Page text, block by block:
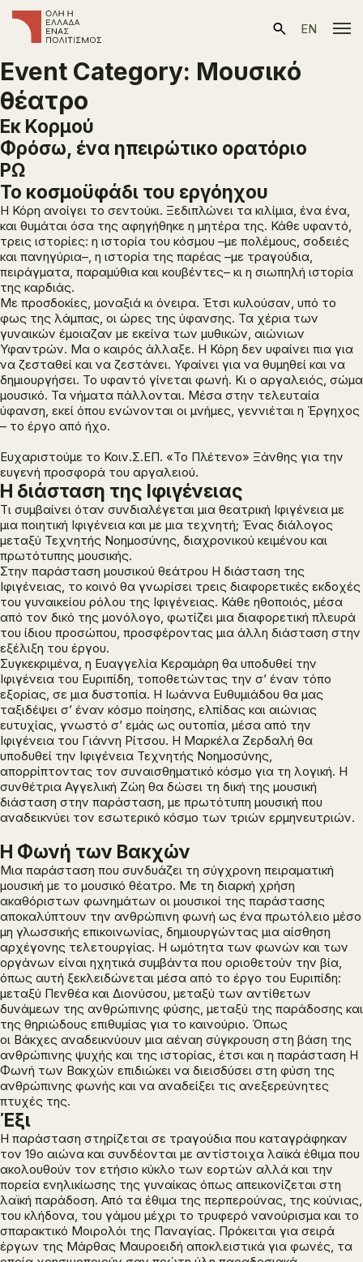
EN
Event Category: Μουσικό
θέατρο
Εκ Κορμού
Φρόσω, ένα ηπειρώτικο ορατόριο
ΡΩ
Το κοσμοϋφάδι του εργόηχου
Η Κόρη ανοίγει το σεντούκι. Ξεδιπλώνει τα κιλίμια, ένα ένα,
και θυμάται όσα της αφηγήθηκε η μητέρα της. Κάθε υφαντό,
τρεις ιστορίες: η ιστορία του κόσμου –με πολέμους, σοδειές
και πανηγύρια–, η ιστορία της παρέας –με τραγούδια,
πειράγματα, παραμύθια και κουβέντες– κι η σιωπηλή ιστορία
της καρδιάς.
Με προσδοκίες, μοναξιά κι όνειρα. Έτσι κυλούσαν, υπό το
φως της λάμπας, οι ώρες της ύφανσης. Τα χέρια των
γυναικών έμοιαζαν με εκείνα των μυθικών, αιώνιων
Υφαντρών. Μα ο καιρός άλλαξε. Η Κόρη δεν υφαίνει πια για
να ζεσταθεί και να ζεστάνει. Υφαίνει για να θυμηθεί και να
δημιουργήσει. Το υφαντό γίνεται φωνή. Κι ο αργαλειός, σώμα
μουσικό. Τα νήματα πάλλονται. Μέσα στην τελευταία
ύφανση, εκεί όπου ενώνονται οι μνήμες, γεννιέται η Έργηχος
– το έργο από ήχο.
Ευχαριστούμε το Κοιν.Σ.ΕΠ. «Το Πλέτενο» Ξάνθης για την
ευγενή προσφορά του αργαλειού.
Η διάσταση της Ιφιγένειας
Τι συμβαίνει όταν συνδιαλέγεται μια θεατρική Ιφιγένεια με
μια ποιητική Ιφιγένεια και με μια τεχνητή; Ένας διάλογος
μεταξύ Τεχνητής Νοημοσύνης, διαχρονικού κειμένου και
πρωτότυπης μουσικής.
Στην παράσταση μουσικού θεάτρου Η διάσταση της
Ιφιγένειας, το κοινό θα γνωρίσει τρεις διαφορετικές εκδοχές
του γυναικείου ρόλου της Ιφιγένειας. Κάθε ηθοποιός, μέσα
από τον δικό της μονόλογο, φωτίζει μια διαφορετική πλευρά
του ίδιου προσώπου, προσφέροντας μια άλλη διάσταση στην
εξέλιξη του έργου.
Συγκεκριμένα, η Ευαγγελία Κεραμάρη θα υποδυθεί την
Ιφιγένεια του Ευριπίδη, τοποθετώντας την σ’ έναν τόπο
εξορίας, σε μια δυστοπία. Η Ιωάννα Ευθυμιάδου θα μας
ταξιδέψει σ’ έναν κόσμο ποίησης, ελπίδας και αιώνιας
ευτυχίας, γνωστό σ’ εμάς ως ουτοπία, μέσα από την
Ιφιγένεια του Γιάννη Ρίτσου. Η Μαρκέλα Ζερδαλή θα
υποδυθεί την Ιφιγένεια Τεχνητής Νοημοσύνης,
απορρίπτοντας τον συναισθηματικό κόσμο για τη λογική. Η
συνθέτρια Αγγελική Ζώη θα δώσει τη δική της μουσική
διάσταση στην παράσταση, με πρωτότυπη μουσική που
αναδεικνύει τον εσωτερικό κόσμο των τριών ερμηνευτριών.
Η Φωνή των Βακχών
Μια παράσταση που συνδυάζει τη σύγχρονη πειραματική
μουσική με το μουσικό θέατρο. Με τη διαρκή χρήση
ακαθόριστων φωνημάτων οι μουσικοί της παράστασης
αποκαλύπτουν την ανθρώπινη φωνή ως ένα πρωτόλειο μέσο
μη γλωσσικής επικοινωνίας, δημιουργώντας μια αίσθηση
αρχέγονης τελετουργίας. Η ωμότητα των φωνών και των
οργάνων είναι ηχητικά συμβάντα που οριοθετούν την βία,
όπως αυτή ξεκλειδώνεται μέσα από το έργο του Ευριπίδη:
μεταξύ Πενθέα και Διονύσου, μεταξύ των αντίθετων
δυνάμεων της ανθρώπινης φύσης, μεταξύ της παράδοσης και
της θηριώδους επιθυμίας για το καινούριο. Όπως
οι Βάκχες αναδεικνύουν μια αέναη σύγκρουση στη βάση της
ανθρώπινης ψυχής και της ιστορίας, έτσι και η παράσταση Η
Φωνή των Βακχών επιδιώκει να διεισδύσει στη φύση της
ανθρώπινης φωνής και να αναδείξει τις ανεξερεύνητες
πτυχές της.
Έξι
Η παράσταση στηρίζεται σε τραγούδια που καταγράφηκαν
τον 19ο αιώνα και συνδέονται με αντίστοιχα λαϊκά έθιμα που
ακολουθούν τον ετήσιο κύκλο των εορτών αλλά και την
πορεία ενηλικίωσης της γυναίκας όπως απεικονίζεται στη
λαϊκή παράδοση. Από τα έθιμα της περπερούνας, της κούνιας,
του κλήδονα, του γάμου μέχρι το τρυφερό νανούρισμα και το
σπαρακτικό Μοιρολόι της Παναγίας. Πρόκειται για σειρά
έργων της Μάρθας Μαυροειδή αποκλειστικά για φωνές, τα